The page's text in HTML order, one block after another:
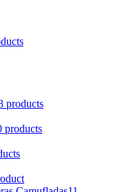
products
products